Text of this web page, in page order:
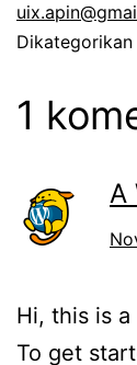
Dikategorikan
1
A
Hi, this is
To get